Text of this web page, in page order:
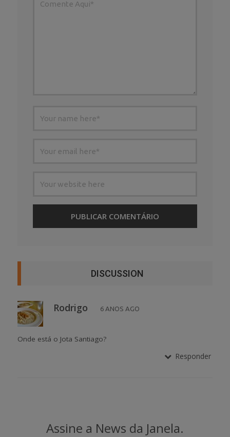
DISCUSSION
Rodrigo 6 ANOS AGO
Onde está o Jota Santiago?
Responder
Assine a News da Janela.